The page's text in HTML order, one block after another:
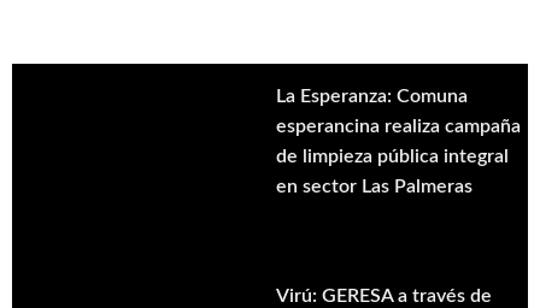
La Esperanza: Comuna
esperancina realiza campaña
de limpieza pública integral
en sector Las Palmeras
Virú: GERESA a través de